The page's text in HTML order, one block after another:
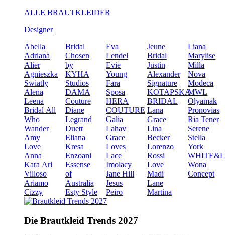
ALLE BRAUTKLEIDER
Designer
Abella
Adriana
Alier
Agnieszka
Swiatly
Alena
Leena
Bridal All
Who
Wander
Amy
Love
Anna
Kara Ari
Villoso
Ariamo
Cizzy
Bridal
Chosen
by
KYHA
Studios
DAMA
Couture
Diane
Legrand
Duett
Eliana
Kresa
Enzoani
Essense
of
Australia
Esty Style
Eva
Lendel
Evie
Young
Fara
Sposa
HERA
COUTURE
Galia
Lahav
Grace
Loves
Lace
Imolacy
Jane Hill
Jesus
Peiro
Jeune
Bridal
Justin
Alexander
Signature
KOTAPSKA
BRIDAL
Lana
Grace
Lina
Becker
Lorenzo
Rossi
Love
Madi
Lane
Martina
Liana
Marylise
Milla
Nova
Modeca
MWL
Olyamak
Pronovias
Ria Tener
Serene
Stella
York
Wona
Concept
Die Brautkleid Trends 2027